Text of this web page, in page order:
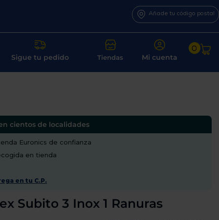
Añade tu código postal
Sigue tu pedido Tiendas Mi cuenta
0
cientos de localidades
Euronics de confianza
en tienda
en tu C.P.
Subito 3 Inox 1 Ranuras